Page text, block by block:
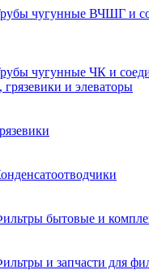
чугунные ВЧШГ и
чугунные ЧК и
и элеваторы
бытовые и
и запчасти для